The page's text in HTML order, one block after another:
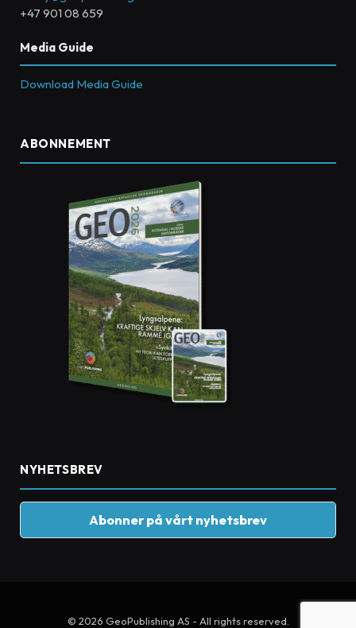
+47 901 08 659
Media Guide
Download Media Guide
ABONNEMENT
NYHETSBREV
Abonner på vårt nyhetsbrev
© 2026 GeoPublishing AS - All rights reserved.